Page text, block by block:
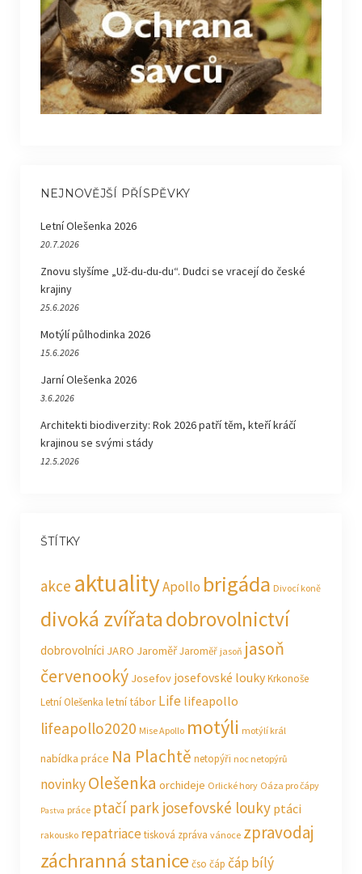
NEJNOVĚJŠÍ PŘÍSPĚVKY
Letní Olešenka 2026
20.7.2026
Znovu slyšíme „Už-du-du-du“. Dudci se vracejí do české
krajiny
25.6.2026
Motýlí půlhodinka 2026
15.6.2026
Jarní Olešenka 2026
3.6.2026
Architekti biodiverzity: Rok 2026 patří těm, kteří kráčí
krajinou se svými stády
12.5.2026
ŠTÍTKY
akce aktualityApollo brigáda Divocí koně
divoká zvířatadobrovolnictví
dobrovolníci JARO JaroměřJaroměř jasoň jasoň
červenooký Josefov josefovské loukyKrkonoše
Letní Olešenka letní tábor Life lifeapollo
lifeapollo2020 Mise Apollo motýli motýlí král
nabídka práce Na Plachtě netopýři noc netopýrů
novinkyOlešenka orchideje Orlické hory Oáza pro čápy
Pastva práce ptačí park josefovské louky ptáci
rakousko repatriacetisková zpráva vánoce zpravodaj
záchranná stanice čso čáp čáp bílý